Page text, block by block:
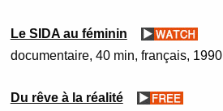
Le SIDA au féminin
documentaire 40 min français 1990
Du rêve à la réalité